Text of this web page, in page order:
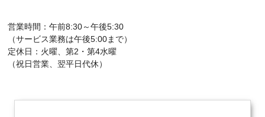
営業時間：午前8:30～午後5:30
（サービス業務は午後5:00まで）
定休日：火曜、第2・第4水曜
（祝日営業、翌平日代休）